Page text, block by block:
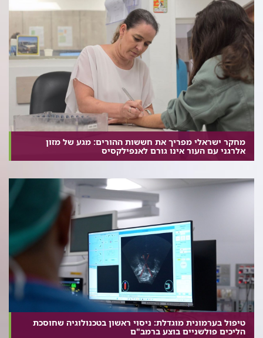
מחקר ישראלי מפריך את חששות ההורים: מגע של מזון
אלרגני עם העור אינו גורם לאנפילקסיס
טיפול בערמונית מוגדלת: ניסוי ראשון בטכנולוגיה שחוסכת
הליכים פולשניים בוצע ברמב"ם